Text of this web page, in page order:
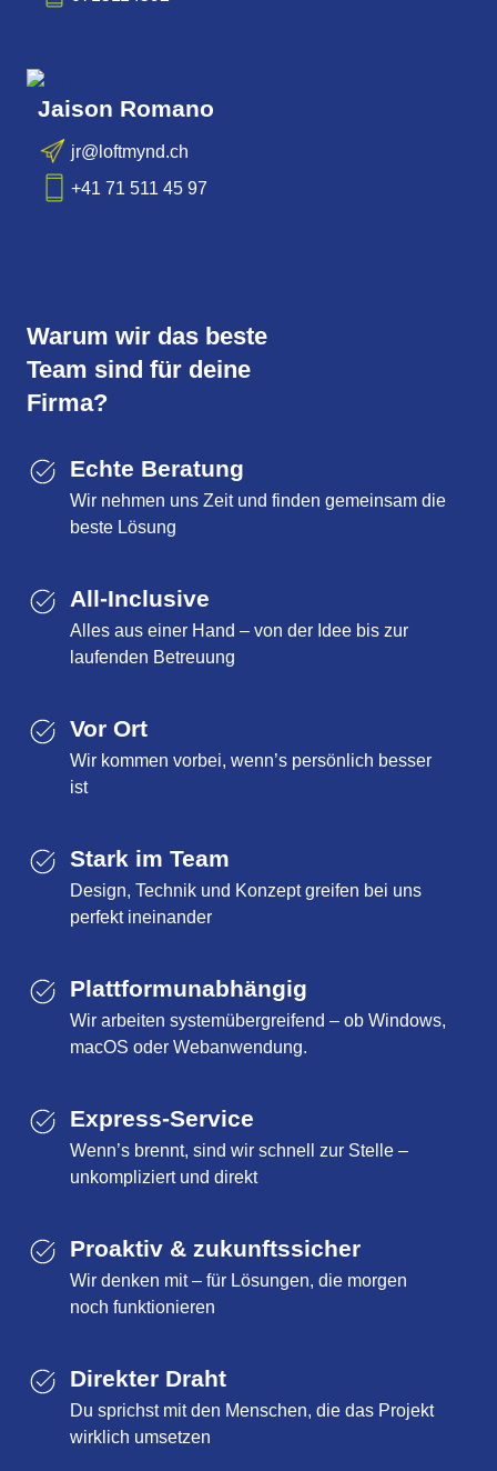
Jaison Romano
jr@loftmynd.ch
+41 71 511 45 97
Warum wir das beste
Team sind für deine
Firma?
Echte Beratung
Wir nehmen uns Zeit und finden gemeinsam die
beste Lösung
All-Inclusive
Alles aus einer Hand – von der Idee bis zur
laufenden Betreuung
Vor Ort
Wir kommen vorbei, wenn’s persönlich besser
ist
Stark im Team
Design, Technik und Konzept greifen bei uns
perfekt ineinander
Plattformunabhängig
Wir arbeiten systemübergreifend – ob Windows,
macOS oder Webanwendung.
Express-Service
Wenn’s brennt, sind wir schnell zur Stelle –
unkompliziert und direkt
Proaktiv & zukunftssicher
Wir denken mit – für Lösungen, die morgen
noch funktionieren
Direkter Draht
Du sprichst mit den Menschen, die das Projekt
wirklich umsetzen